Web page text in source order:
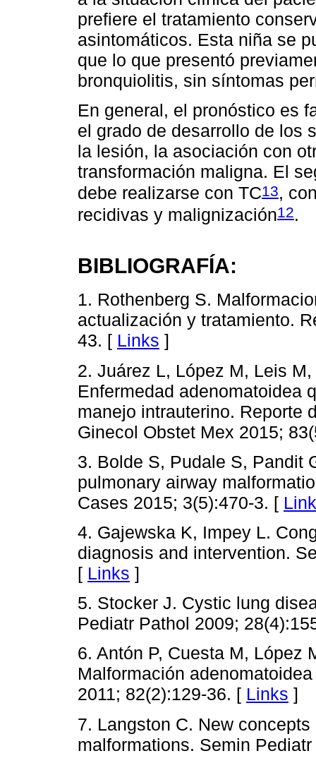
prefiere el tratamiento
asintomáticos. Esta niña se
que lo que presentó
bronquiolitis, sin síntomas
En general, el pronóstico es
el grado de desarrollo de los
la lesión, la asociación con
transformación maligna. El
debe realizarse con TC13,
recidivas y malignización12.
BIBLIOGRAFÍA:
1. Rothenberg S.
actualización y tratamiento.
43. [ Links ]
2. Juárez L, López M, Leis
Enfermedad adenomatoidea
manejo intrauterino. Reporte
Ginecol Obstet Mex 2015;
3. Bolde S, Pudale S, Pandit
pulmonary airway
Cases 2015; 3(5):470-3. [
4. Gajewska K, Impey L.
diagnosis and intervention.
[ Links ]
5. Stocker J. Cystic lung
Pediatr Pathol 2009;
6. Antón P, Cuesta M, López
Malformación
2011; 82(2):129-36. [ Links ]
7. Langston C. New
malformations. Semin